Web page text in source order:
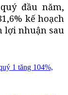
đầu năm,
kế hoạch
lợi nhuận sau
1 tăng 104%,